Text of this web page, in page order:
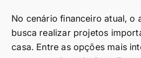
No cenário financeiro atual, o
busca realizar projetos
casa. Entre as opções mais